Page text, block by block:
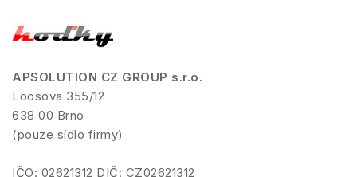
APSOLUTION CZ GROUP s.r.o.
Loosova 355/12
638 00 Brno
(pouze sídlo firmy)
IČO: 02621312 DIČ: CZ02621312